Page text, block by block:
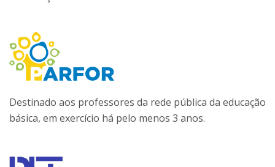
Destinado aos professores da rede pública da educação
básica, em exercício há pelo menos 3 anos.